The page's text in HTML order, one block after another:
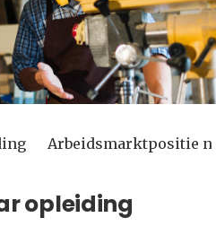
Arbeidsmarktpositie
opleiding